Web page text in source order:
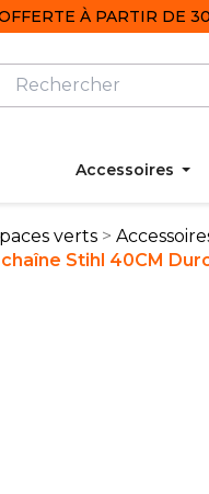
À PARTIR DE
Accessoires
verts
Stihl 40CM